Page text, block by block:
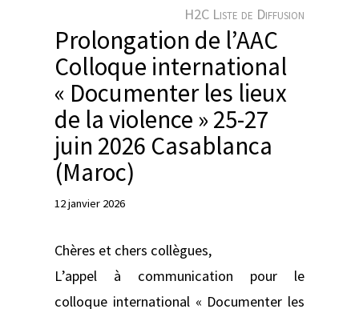
H2C Liste de Diffusion
Prolongation de l’AAC
Colloque international
« Documenter les lieux
de la violence » 25-27
juin 2026 Casablanca
(Maroc)
12 janvier 2026
Chères et chers collègues,
L’appel à communication pour le
colloque international « Documenter les